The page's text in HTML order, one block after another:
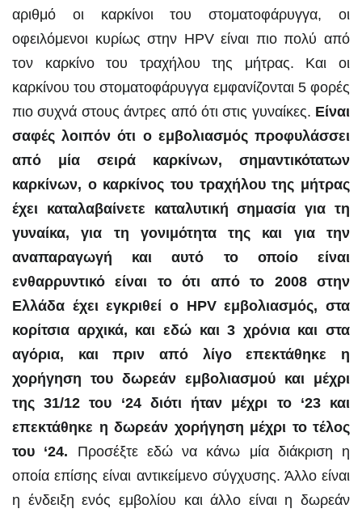
αριθμό οι καρκίνοι του στοματοφάρυγγα, οι
οφειλόμενοι κυρίως στην HPV είναι πιο πολύ από
τον καρκίνο του τραχήλου της μήτρας. Και οι
καρκίνου του στοματοφάρυγγα εμφανίζονται 5 φορές
πιο συχνά στους άντρες από ότι στις γυναίκες. Είναι
σαφές λοιπόν ότι ο εμβολιασμός προφυλάσσει
από μία σειρά καρκίνων, σημαντικότατων
καρκίνων, ο καρκίνος του τραχήλου της μήτρας
έχει καταλαβαίνετε καταλυτική σημασία για τη
γυναίκα, για τη γονιμότητα της και για την
αναπαραγωγή και αυτό το οποίο είναι
ενθαρρυντικό είναι το ότι από το 2008 στην
Ελλάδα έχει εγκριθεί ο HPV εμβολιασμός, στα
κορίτσια αρχικά, και εδώ και 3 χρόνια και στα
αγόρια, και πριν από λίγο επεκτάθηκε η
χορήγηση του δωρεάν εμβολιασμού και μέχρι
της 31/12 του ‘24 διότι ήταν μέχρι το ‘23 και
επεκτάθηκε η δωρεάν χορήγηση μέχρι το τέλος
του ‘24. Προσέξτε εδώ να κάνω μία διάκριση η
οποία επίσης είναι αντικείμενο σύγχυσης. Άλλο είναι
η ένδειξη ενός εμβολίου και άλλο είναι η δωρεάν